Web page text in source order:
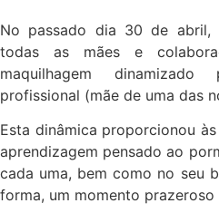
No passado dia 30 de abril,
todas as mães e
maquilhagem
profissional (mãe de uma das
Esta dinâmica proporcionou
aprendizagem pensado ao
cada uma, bem como no seu
forma, um momento